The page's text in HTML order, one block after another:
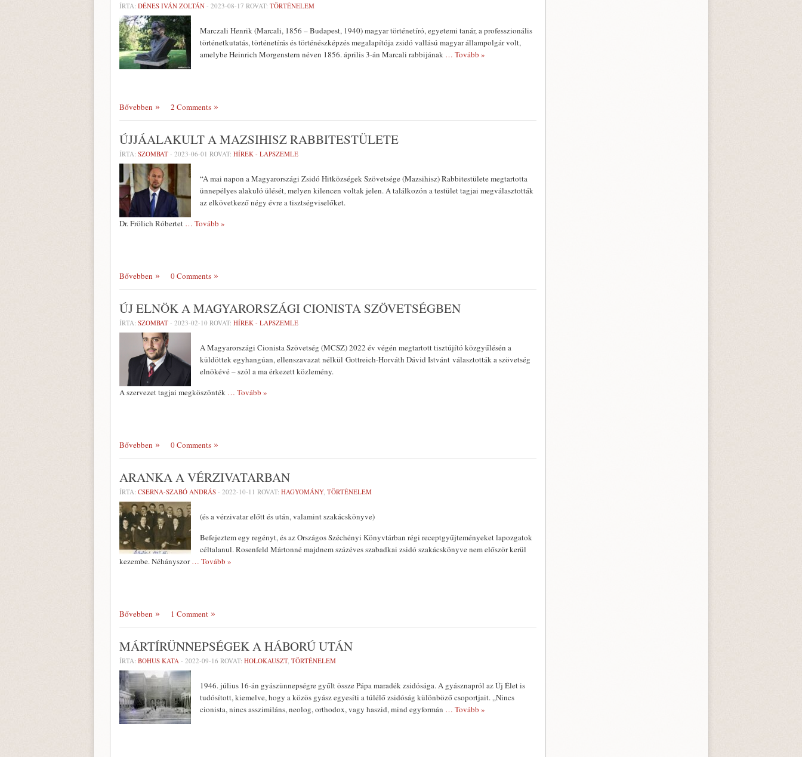
ÍRTA: DÉNES IVÁN ZOLTÁN - 2023-08-17 ROVAT: TÖRTÉNELEM
Marczali Henrik (Marcali, 1856 – Budapest, 1940) magyar történetíró, egyetemi tanár, a professzionális
történetkutatás, történetírás és történészképzés megalapítója zsidó vallású magyar állampolgár volt,
amelybe Heinrich Morgenstern néven 1856. április 3-án Marcali rabbijának … Tovább »
Bővebben 2 Comments
ÚJJÁALAKULT A MAZSIHISZ RABBITESTÜLETE
ÍRTA: SZOMBAT - 2023-06-01 ROVAT: HÍREK - LAPSZEMLE
“A mai napon a Magyarországi Zsidó Hitközségek Szövetsége (Mazsihisz) Rabbitestülete megtartotta
ünnepélyes alakuló ülését, melyen kilencen voltak jelen. A találkozón a testület tagjai megválasztották
az elkövetkező négy évre a tisztségviselőket.
Dr. Frölich Róbertet … Tovább »
Bővebben 0 Comments
ÚJ ELNÖK A MAGYARORSZÁGI CIONISTA SZÖVETSÉGBEN
ÍRTA: SZOMBAT - 2023-02-10 ROVAT: HÍREK - LAPSZEMLE
A Magyarországi Cionista Szövetség (MCSZ) 2022 év végén megtartott tisztújító közgyűlésén a
küldöttek egyhangúan, ellenszavazat nélkül Gottreich-Horváth Dávid Istvánt választották a szövetség
elnökévé – szól a ma érkezett közlemény.
A szervezet tagjai megköszönték … Tovább »
Bővebben 0 Comments
ARANKA A VÉRZIVATARBAN
ÍRTA: CSERNA-SZABÓ ANDRÁS - 2022-10-11 ROVAT: HAGYOMÁNY, TÖRTÉNELEM
(és a vérzivatar előtt és után, valamint szakácskönyve)
Befejeztem egy regényt, és az Országos Széchényi Könyvtárban régi receptgyűjteményeket lapozgatok
céltalanul. Rosenfeld Mártonné majdnem százéves szabadkai zsidó szakácskönyve nem először kerül
kezembe. Néhányszor… Tovább »
Bővebben 1 Comment
MÁRTÍRÜNNEPSÉGEK A HÁBORÚ UTÁN
ÍRTA: BOHUS KATA - 2022-09-16 ROVAT: HOLOKAUSZT, TÖRTÉNELEM
1946. július 16-án gyászünnepségre gyűlt össze Pápa maradék zsidósága. A gyásznapról az Új Élet is
tudósított, kiemelve, hogy a közös gyász egyesíti a túlélő zsidóság különböző csoportjait. „Nincs
cionista, nincs asszimiláns, neolog, orthodox, vagy haszid, mind egyformán … Tovább »